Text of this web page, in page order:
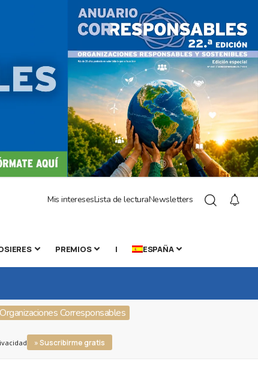
Mis interesesLista de lecturaNewsletters
PREMIOS | ESPAÑA
Corresponsables
» Suscribirme gratis